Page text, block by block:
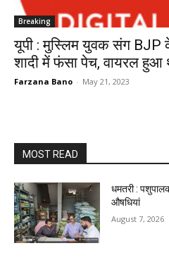
Breaking
यूपी : मुस्लिम युवक संग BJP
शादी में फंसा पेच, वायरल हुआ
Farzana Bano - May 21, 2023
MOST READ
धमतरी :
औषधियां
August 7, 2026